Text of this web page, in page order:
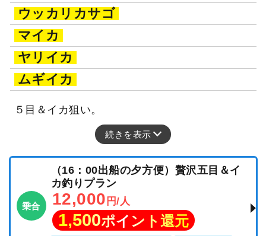
ウッカリカサゴ
マイカ
ヤリイカ
ムギイカ
５目＆イカ狙い。
続きを表示
乗合
（16：00出船の夕方便）贅沢五目＆イ
カ釣りプラン
12,000 円/人
1,500ポイント還元